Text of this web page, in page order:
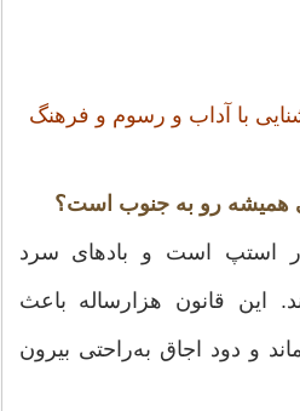
با آداب و رسوم و فرهنگ
استپ است و بادهای سرد
این قانون هزارساله باعث
و دود اجاق به‌راحتی بیرون